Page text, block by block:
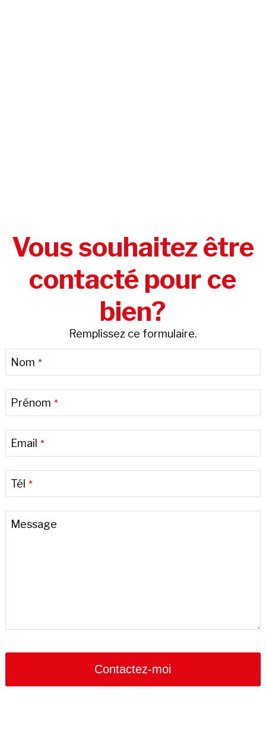
Vous souhaitez être
contacté pour ce
bien?
Remplissez ce formulaire.
Business
Email
Nom *
Prénom *
Email *
Tél *
Message
Contactez-moi